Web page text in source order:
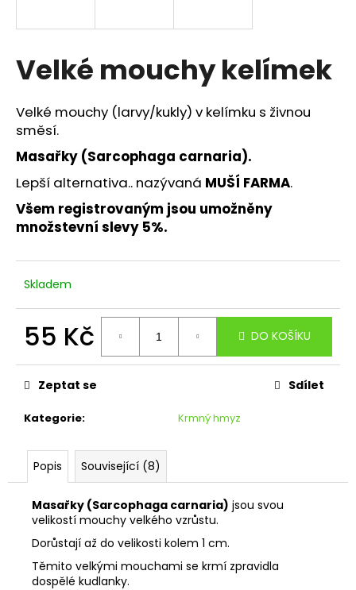
Velké mouchy kelímek
Velké mouchy (larvy/kukly) v kelímku s živnou
směsí.
Masařky (Sarcophaga carnaria).
Lepší alternativa.. nazývaná MUŠÍ FARMA.
Všem registrovaným jsou umožněny
množstevní slevy 5%.
Skladem
55 Kč
cena:
DO KOŠÍKU
Kategorie: Krmný hmyz
Zeptat se Sdílet
Popis Související (8)
Masařky (Sarcophaga carnaria) jsou svou
velikostí mouchy velkého vzrůstu.
Dorůstají až do velikosti kolem 1 cm.
Těmito velkými mouchami se krmí zpravidla
dospělé kudlanky.
í
t
?
HLEDAT
p
o
u
u
e
m
CVRČCI
DOMÁCÍ
54